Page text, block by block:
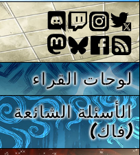
لوحات القراء
الأسئلة الشائعة
(فاك)